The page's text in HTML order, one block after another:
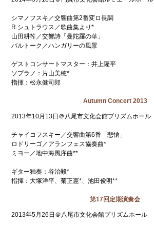
シマノフスキ／交響曲第2番変ロ長調
R.シュトラウス／歌曲集より*
山田耕筰／交響詩「曼陀羅の華」
バルトーク／ハンガリーの風景
ゲストコンサートマスター：井上隆平
ソプラノ：片山美穂*
指揮：松永健司郎
Autumn Concert 2013
2013年10月13日＠八尾市文化会館プリズムホール
チャイコフスキー／交響曲第6番「悲愴」
ロドリーゴ／アランフェス協奏曲*
ミヨー／地中海風序曲**
ギター独奏：谷治毅*
指揮：大塚洋平、菊正憲*、池田俊明**
第17回定期演奏会
2013年5月26日＠八尾市文化会館プリズムホール